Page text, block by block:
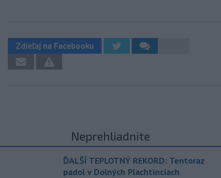
Zdieľaj na Facebooku
Neprehliadnite
ĎALŠÍ TEPLOTNÝ REKORD: Tentoraz
padol v Dolných Plachtinciach